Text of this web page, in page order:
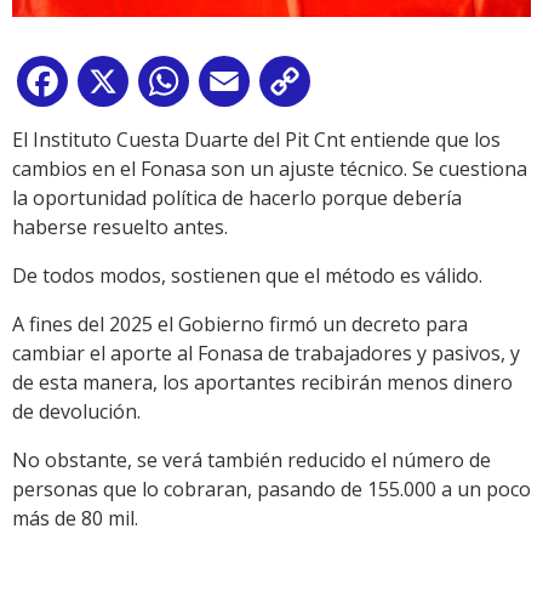
Facebook
X WhatsApp
Email
Link
El Instituto Cuesta Duarte del Pit Cnt entiende que los
cambios en el Fonasa son un ajuste técnico. Se cuestiona
la oportunidad política de hacerlo porque debería
haberse resuelto antes.
De todos modos, sostienen que el método es válido.
A fines del 2025 el Gobierno firmó un decreto para
cambiar el aporte al Fonasa de trabajadores y pasivos, y
de esta manera, los aportantes recibirán menos dinero
de devolución.
No obstante, se verá también reducido el número de
personas que lo cobraran, pasando de 155.000 a un poco
más de 80 mil.